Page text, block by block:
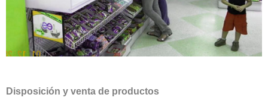
Disposición y venta de productos